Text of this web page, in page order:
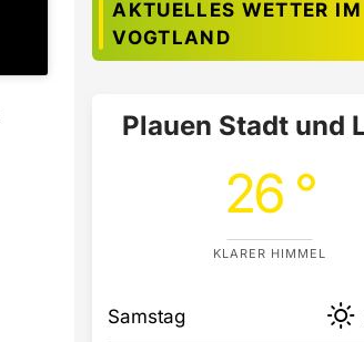
AKTUELLES WETTER IM
VOGTLAND
Plauen Stadt und
26 °
KLARER HIMMEL
Samstag